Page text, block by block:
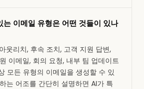
는 이메일 유형은 어떤 것들이 있나
웃리치, 후속 조치, 고객 지원 답변,
이메일, 회의 요청, 내부 팀 업데이트
모든 유형의 이메일을 생성할 수 있
는 어조를 간단히 설명하면 AI가 특